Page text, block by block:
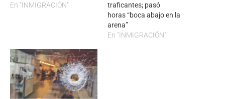
En "INMIGRACIÓN"
traficantes; pasó
horas “boca abajo en la
arena”
En "INMIGRACIÓN"